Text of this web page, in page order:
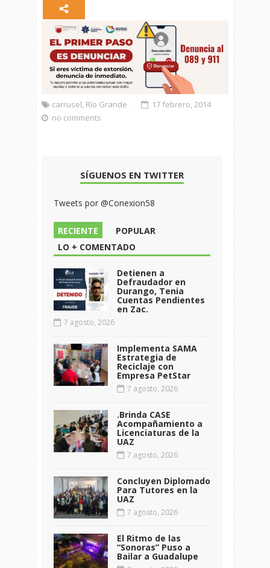
carrusel, Río Grande
17 febrero, 2014
no comments
SÍGUENOS EN TWITTER
Tweets por @Conexion58
RECIENTE
POPULAR
LO + COMENTADO
Detienen a
Defraudador en
Durango, Tenia
Cuentas Pendientes
en Zac.
7 agosto, 2026
Implementa SAMA
Estrategia de
Reciclaje con
Empresa PetStar
7 agosto, 2026
.Brinda CASE
Acompañamiento a
Licenciaturas de la
UAZ
7 agosto, 2026
Concluyen Diplomado
Para Tutores en la
UAZ
7 agosto, 2026
El Ritmo de las
“Sonoras” Puso a
Bailar a Guadalupe